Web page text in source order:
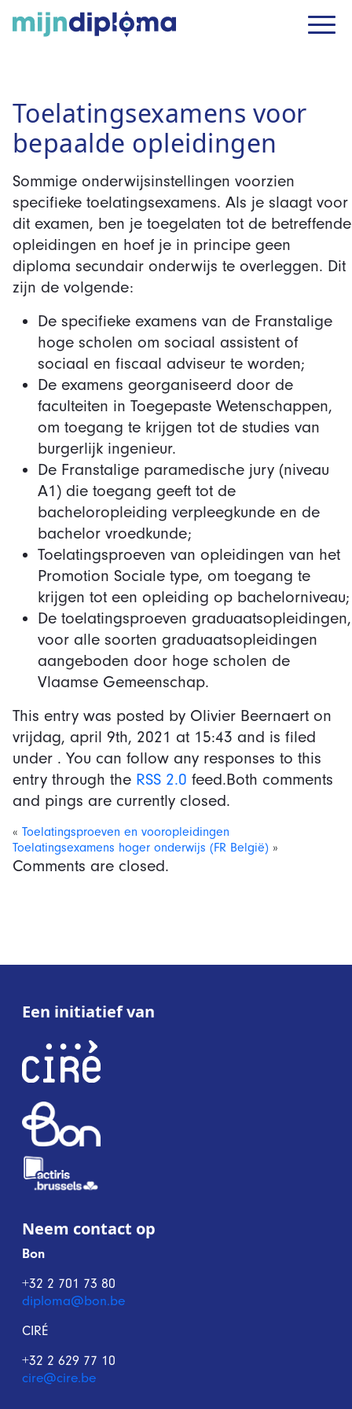
Toelatingsexamens voor
bepaalde opleidingen
Sommige onderwijsinstellingen voorzien
specifieke toelatingsexamens. Als je slaagt voor
dit examen, ben je toegelaten tot de betreffende
opleidingen en hoef je in principe geen
diploma secundair onderwijs te overleggen. Dit
zijn de volgende:
De specifieke examens van de Franstalige
hoge scholen om sociaal assistent of
sociaal en fiscaal adviseur te worden;
De examens georganiseerd door de
faculteiten in Toegepaste Wetenschappen,
om toegang te krijgen tot de studies van
burgerlijk ingenieur.
De Franstalige paramedische jury (niveau
A1) die toegang geeft tot de
bacheloropleiding verpleegkunde en de
bachelor vroedkunde;
Toelatingsproeven van opleidingen van het
Promotion Sociale type, om toegang te
krijgen tot een opleiding op bachelorniveau;
De toelatingsproeven graduaatsopleidingen,
voor alle soorten graduaatsopleidingen
aangeboden door hoge scholen de
Vlaamse Gemeenschap.
This entry was posted by Olivier Beernaert on
vrijdag, april 9th, 2021 at 15:43 and is filed
under . You can follow any responses to this
entry through the RSS 2.0 feed.Both comments
and pings are currently closed.
« Toelatingsproeven en vooropleidingen
Toelatingsexamens hoger onderwijs (FR België) »
Comments are closed.
Een initiatief van
Neem contact op
Bon
+32 2 701 73 80
diploma@bon.be
CIRÉ
+32 2 629 77 10
cire@cire.be